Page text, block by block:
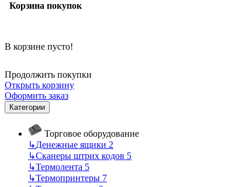
Корзина покупок
В корзине пусто!
Продолжить покупки
Открыть корзину
Оформить заказ
Категории
Торговое оборудование
↳Денежные ящики 2
↳Сканеры штрих кодов 5
↳Термолента 5
↳Термопринтеры 7